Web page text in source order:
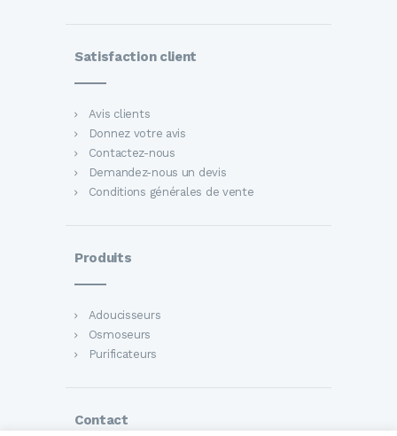
Satisfaction client
Avis clients
Donnez votre avis
Contactez-nous
Demandez-nous un devis
Conditions générales de vente
Produits
Adoucisseurs
Osmoseurs
Purificateurs
Contact